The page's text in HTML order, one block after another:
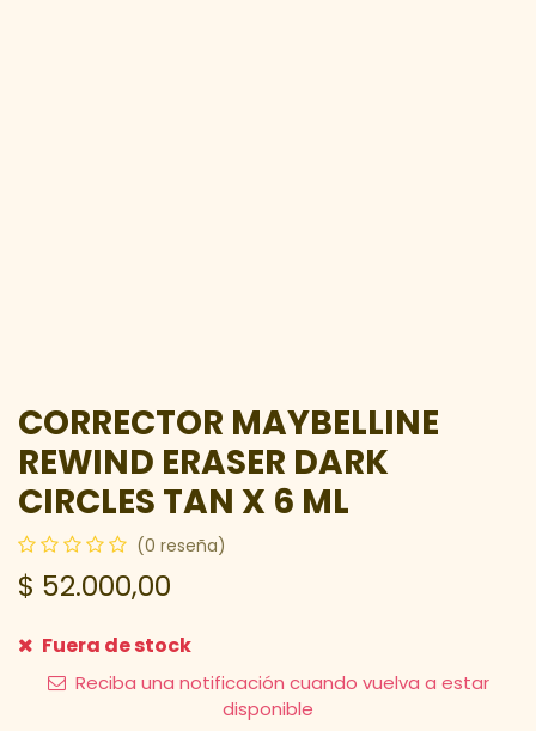
CORRECTOR MAYBELLINE
REWIND ERASER DARK
CIRCLES TAN X 6 ML
(0 reseña)
$ 52.000,00
Fuera de stock
Reciba una notificación cuando vuelva a estar
disponible